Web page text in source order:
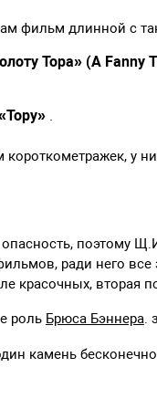
фильм длинной с
Тора» (A Fanny
.
короткометражек, у
поэтому
ради него
красочных, вторая
роль Брюса Бэннера.
камень